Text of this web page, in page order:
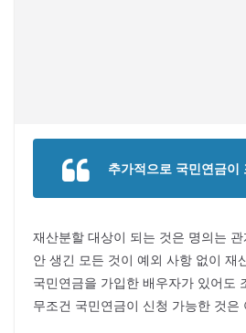
추가적으로 국민연금이
재산분할 대상이 되는 것은 명의는
안 생긴 모든 것이 예외 사항 없이 재
국민연금을 가입한 배우자가 있어도
무조건 국민연금이 신청 가능한 것은